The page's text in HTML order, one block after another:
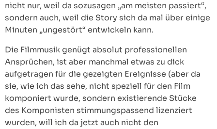
nicht nur, weil da sozusagen „am meisten passiert“,
sondern auch, weil die Story sich da mal über einige
Minuten „ungestört“ entwickeln kann.
Die Filmmusik genügt absolut professionellen
Ansprüchen, ist aber manchmal etwas zu dick
aufgetragen für die gezeigten Ereignisse (aber da
sie, wie ich das sehe, nicht speziell für den Film
komponiert wurde, sondern existierende Stücke
des Komponisten stimmungspassend lizenziert
wurden, will ich da jetzt auch nicht den